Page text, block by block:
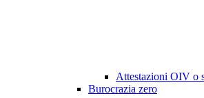
Attestazioni OIV o
Burocrazia zero